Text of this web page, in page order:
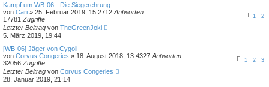
Kampf um WB-06 - Die Siegerehrung
von Cari » 25. Februar 2019, 15:27
1 2
12 Antworten
17781 Zugriffe
Letzter Beitrag von TheGreenJoki
5. März 2019, 19:44
[WB-06] Jäger von Cygoli
von Corvus Congeries » 18. August 2018, 13:43
1 2 3
27 Antworten
32056 Zugriffe
Letzter Beitrag von Corvus Congeries
28. Januar 2019, 21:14